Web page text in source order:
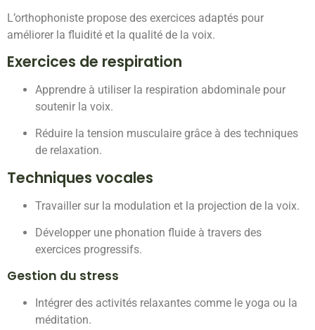
L’orthophoniste propose des exercices adaptés pour
améliorer la fluidité et la qualité de la voix.
Exercices de respiration
Apprendre à utiliser la respiration abdominale pour
soutenir la voix.
Réduire la tension musculaire grâce à des techniques
de relaxation.
Techniques vocales
Travailler sur la modulation et la projection de la voix.
Développer une phonation fluide à travers des
exercices progressifs.
Gestion du stress
Intégrer des activités relaxantes comme le yoga ou la
méditation.